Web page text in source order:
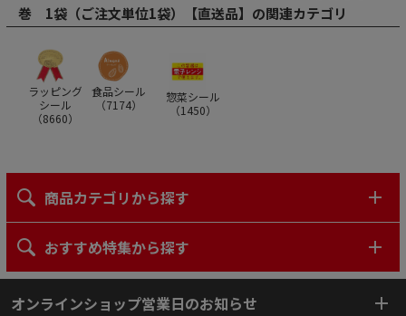
巻 1袋（ご注文単位1袋）【直送品】の関連カテゴリ
ラッピング
シール
（8660）
食品シール
（7174）
惣菜シール
（1450）
商品カテゴリから探す
おすすめ特集から探す
オンラインショップ営業日のお知らせ